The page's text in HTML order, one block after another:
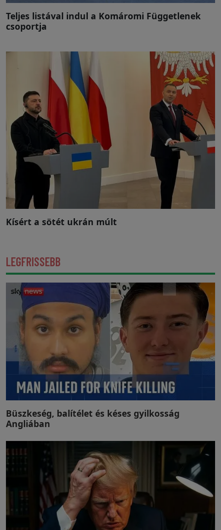
Teljes listával indul a Komáromi Függetlenek
csoportja
Kísért a sötét ukrán múlt
LEGFRISSEBB
Büszkeség, balítélet és késes gyilkosság
Angliában